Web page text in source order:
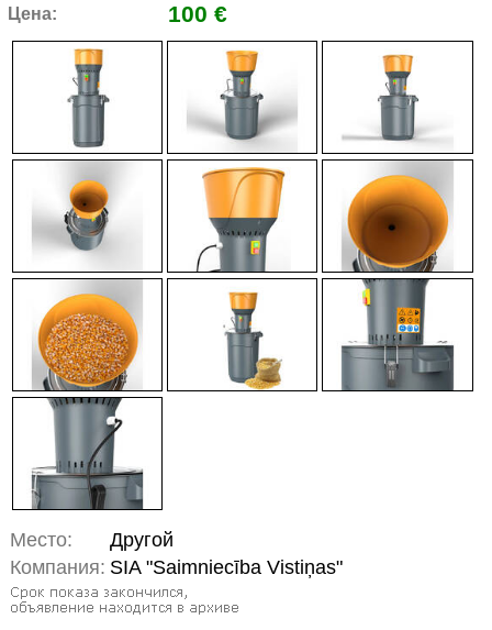
Цена: 100 €
Место:
Другой
Компания: SIA "Saimniecība Vistiņas"